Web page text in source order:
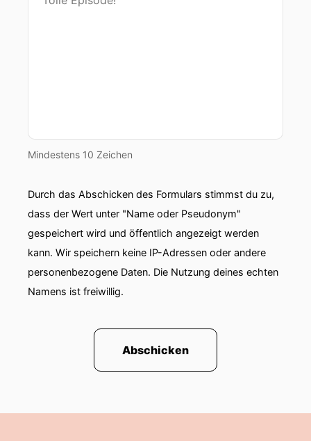
Mindestens 10 Zeichen
Durch das Abschicken des Formulars stimmst du zu,
dass der Wert unter "Name oder Pseudonym"
gespeichert wird und öffentlich angezeigt werden
kann. Wir speichern keine IP-Adressen oder andere
personenbezogene Daten. Die Nutzung deines echten
Namens ist freiwillig.
Abschicken